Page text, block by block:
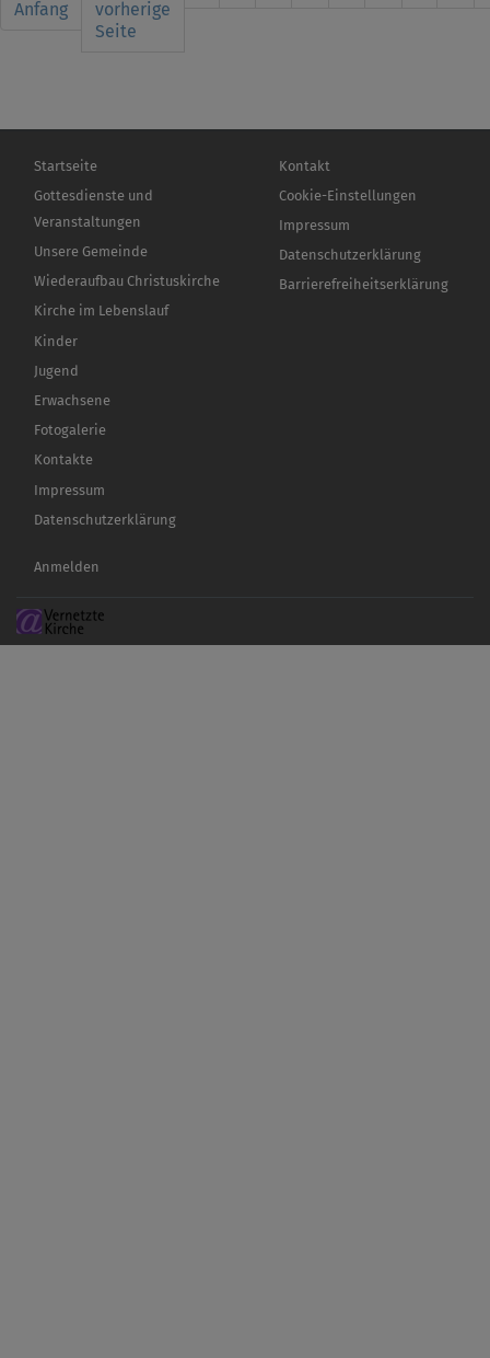
page
Anfang Seite
vorherige
Seite
Hauptnavigation
Startseite
Gottesdienste und
Veranstaltungen
Unsere Gemeinde
Wiederaufbau Christuskirche
Kirche im Lebenslauf
Kinder
Jugend
Erwachsene
Fotogalerie
Kontakte
Impressum
Datenschutzerklärung
Fußbereichsmenü
Kontakt
Cookie-Einstellungen
Impressum
Datenschutzerklärung
Barrierefreiheitserklärung
Benutzermenü
Anmelden